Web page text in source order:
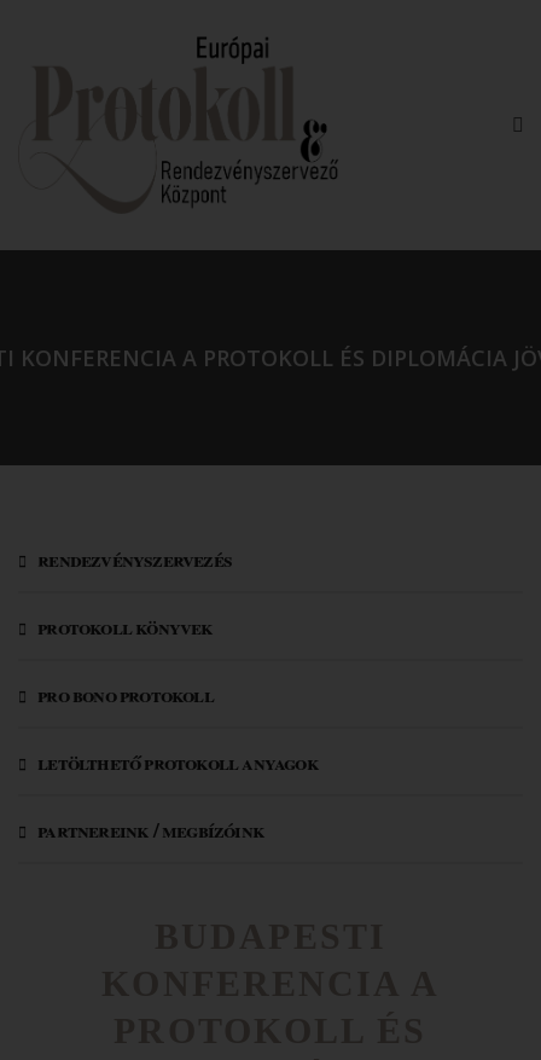
KONFERENCIA A PROTOKOLL ÉS DIPLOMÁCIA
rendezvényszervezés
protokoll könyvek
pro bono protokoll
letölthető protokoll anyagok
partnereink / megbízóink